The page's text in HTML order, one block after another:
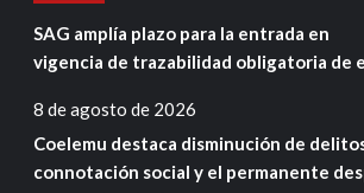
SAG amplía plazo para la entrada en
vigencia de trazabilidad obligatoria de
8 de agosto de 2026
Coelemu destaca disminución de
connotación social y el permanente